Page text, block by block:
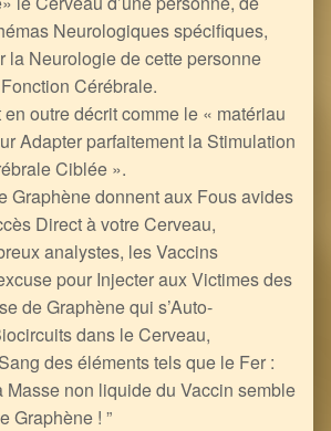
Neurologiques spécifiques,
la Neurologie de cette personne
Cérébrale.
outre décrit comme le « matériau
Adapter parfaitement la Stimulation
Ciblée ».
Graphène donnent aux Fous avides
Direct à votre Cerveau,
analystes, les Vaccins
pour Injecter aux Victimes des
de Graphène qui s’Auto-
dans le Cerveau,
des éléments tels que le Fer :
Masse non liquide du Vaccin semble
Graphène ! ”